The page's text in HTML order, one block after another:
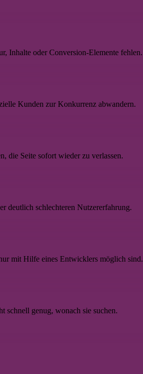
Inhalte oder Conversion-Elemente fehlen.
Kunden zur Konkurrenz abwandern.
die Seite sofort wieder zu verlassen.
deutlich schlechteren Nutzererfahrung.
mit Hilfe eines Entwicklers möglich sind.
schnell genug, wonach sie suchen.